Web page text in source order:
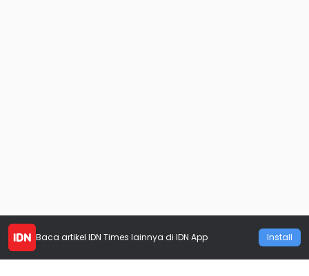
Baca artikel IDN Times lainnya di IDN App Install